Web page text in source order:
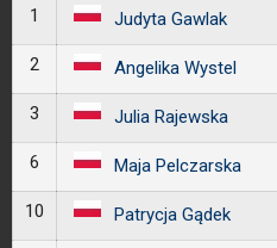
1
Judyta Gawlak
2 Angelika Wystel
3 Julia Rajewska
6 Maja Pelczarska
10 Patrycja Gądek